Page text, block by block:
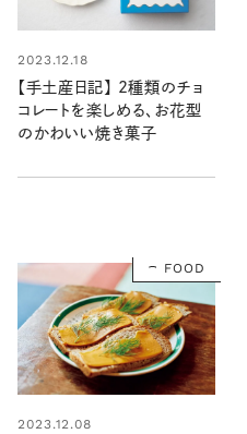
2023.12.18
【手土産日記】 2種類のチョ
コレートを楽しめる、お花型
のかわいい焼き菓子
FOOD
2023.12.08